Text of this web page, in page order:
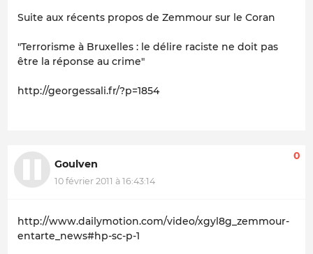
Suite aux récents propos de Zemmour sur le Coran
"Terrorisme à Bruxelles : le délire raciste ne doit pas
être la réponse au crime"
http://georgessali.fr/?p=1854
Goulven
10 février 2011 à 16:43:14
0
http://www.dailymotion.com/video/xgyl8g_zemmour-
entarte_news#hp-sc-p-1